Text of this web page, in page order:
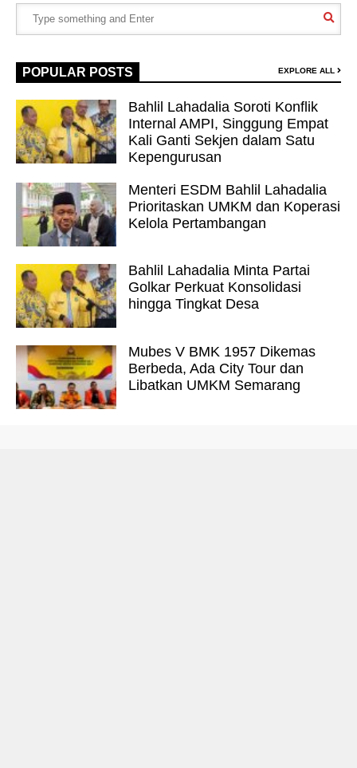
POPULAR POSTS EXPLORE ALL
Bahlil Lahadalia Soroti Konflik
Internal AMPI, Singgung Empat
Kali Ganti Sekjen dalam Satu
Kepengurusan
Menteri ESDM Bahlil Lahadalia
Prioritaskan UMKM dan Koperasi
Kelola Pertambangan
Bahlil Lahadalia Minta Partai
Golkar Perkuat Konsolidasi
hingga Tingkat Desa
Mubes V BMK 1957 Dikemas
Berbeda, Ada City Tour dan
Libatkan UMKM Semarang